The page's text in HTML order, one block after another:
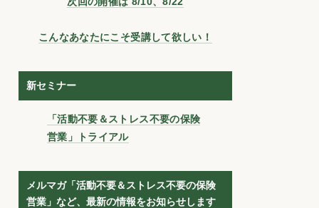
こんなあなたにこそ受講して欲しい！
新セミナー
「活動不要＆ストレス不要の保険
営業」トライアル
メルマガ「活動不要＆ストレス不要の保険
営業」など、最新の情報をお知らせします